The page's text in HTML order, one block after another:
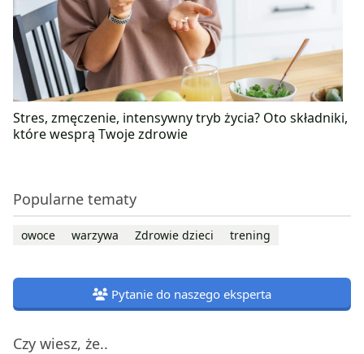
Stres, zmęczenie, intensywny tryb życia? Oto składniki,
które wesprą Twoje zdrowie
Popularne tematy
owoce warzywa Zdrowie dzieci trening
Pytanie do naszego eksperta
Czy wiesz, że..